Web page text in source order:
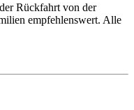
Rückfahrt von der
empfehlenswert. Alle